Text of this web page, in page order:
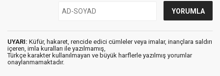
UYARI: Küfür, hakaret, rencide edici cümleler veya imalar, inançlara saldırı
içeren, imla kuralları ile yazılmamış,
Türkçe karakter kullanılmayan ve büyük harflerle yazılmış yorumlar
onaylanmamaktadır.